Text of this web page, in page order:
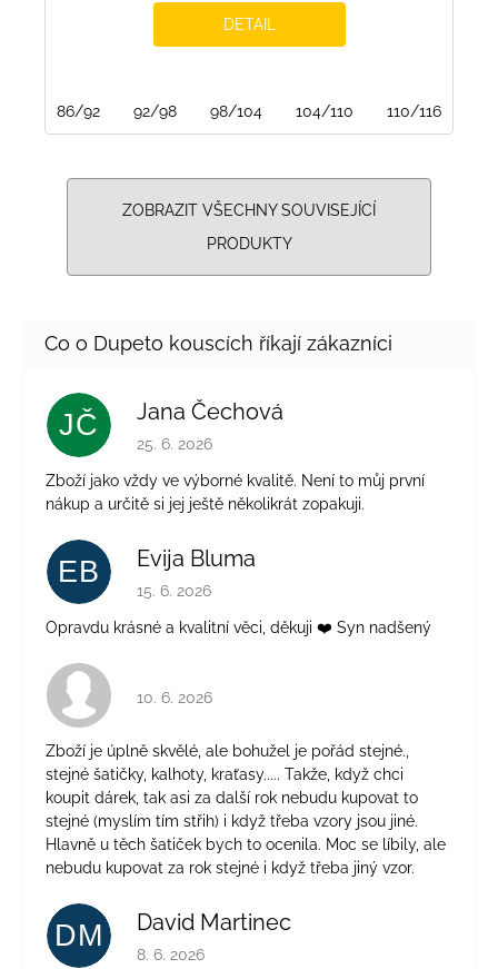
DETAIL
86/92 92/98 98/104 104/110 110/116
ZOBRAZIT VŠECHNY SOUVISEJÍCÍ
PRODUKTY
JČ Jana Čechová
Hodnocení obchodu je 5 z 5 hvězdiček.
25. 6. 2026
Zboží jako vždy ve výborné kvalitě. Není to můj první
nákup a určitě si jej ještě několikrát zopakuji.
EB Evija Bluma
Hodnocení obchodu je 5 z 5 hvězdiček.
15. 6. 2026
Opravdu krásné a kvalitní věci, děkuji ❤️ Syn nadšený
Hodnocení obchodu je 4 z 5 hvězdiček.
10. 6. 2026
Zboží je úplně skvělé, ale bohužel je pořád stejné.,
stejné šatičky, kalhoty, kraťasy..... Takže, když chci
koupit dárek, tak asi za další rok nebudu kupovat to
stejné (myslím tím střih) i když třeba vzory jsou jiné.
Hlavně u těch šatiček bych to ocenila. Moc se líbily, ale
nebudu kupovat za rok stejné i když třeba jiný vzor.
DM David Martinec
Hodnocení obchodu je 5 z 5 hvězdiček.
8. 6. 2026